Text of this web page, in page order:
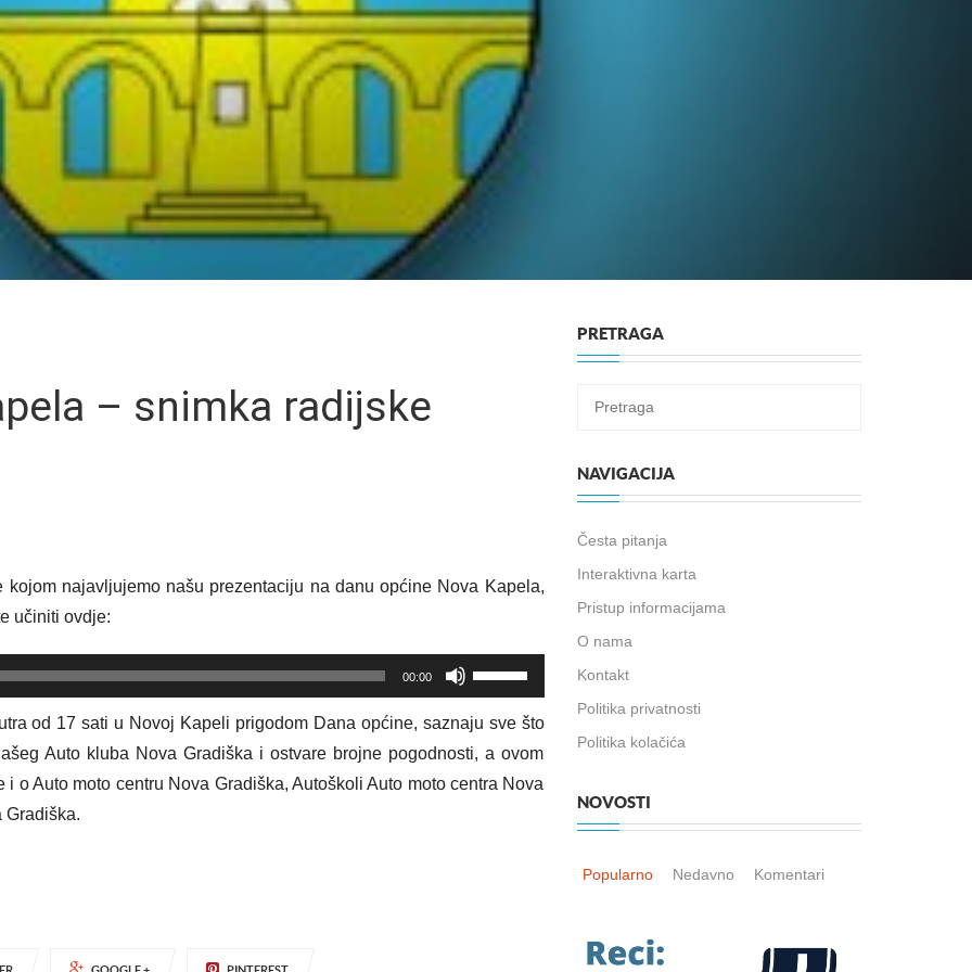
– snimka radijske
najavljujemo našu prezentaciju na danu općine Nova Kapela,
učiniti ovdje:
00:00
sa
strelicama
kako
od 17 sati u Novoj Kapeli prigodom Dana općine, saznaju sve što
Auto kluba Nova Gradiška i ostvare brojne pogodnosti, a ovom
o Auto moto centru Nova Gradiška, Autoškoli Auto moto centra Nova
Gradiška.
PRETRAGA
NAVIGACIJA
Česta pitanja
Interaktivna karta
Pristup informacijama
O nama
Kontakt
Politika privatnosti
Politika kolačića
NOVOSTI
Popularno Nedavno Komentari